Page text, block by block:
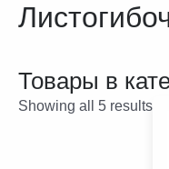
Товары в
Showing all 5 results